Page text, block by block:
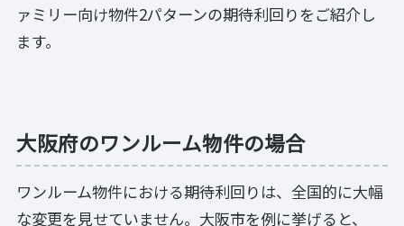
ァミリー向け物件2パターンの期待利回りをご紹介し
ます。
大阪府のワンルーム物件の場合
ワンルーム物件における期待利回りは、全国的に大幅
な変更を見せていません。大阪市を例に挙げると、